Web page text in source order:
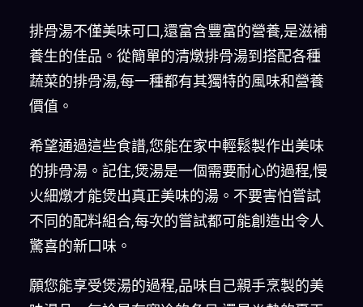
排骨湯不僅美味可口,還富含豐富的營養,是滋補
養生的佳品。從簡單的清燉排骨湯到搭配各種
蔬菜的排骨湯,每一種都有其獨特的風味和營養
價值。
希望通過這些食譜,您能在家中輕鬆製作出美味
的排骨湯。記住,煲湯是一個需要耐心的過程,慢
火細燉才能煲出真正美味的湯。不要害怕嘗試
不同的配料組合,每次的嘗試都可能創造出令人
驚喜的新口味。
願您能享受煲湯的過程,品味自己親手烹製的美